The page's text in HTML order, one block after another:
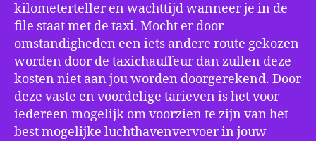
kilometerteller en wachttijd wanneer je in de
file staat met de taxi. Mocht er door
omstandigheden een iets andere route gekozen
worden door de taxichauffeur dan zullen deze
kosten niet aan jou worden doorgerekend. Door
deze vaste en voordelige tarieven is het voor
iedereen mogelijk om voorzien te zijn van het
best mogelijke luchthavenvervoer in jouw